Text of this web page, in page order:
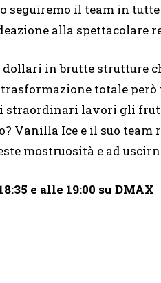
seguiremo il team in
alla spettacolare
in brutte strutture
totale però
straordinari lavori gli
Vanilla Ice e il suo team
mostruosità e ad
e alle 19:00 su DMAX